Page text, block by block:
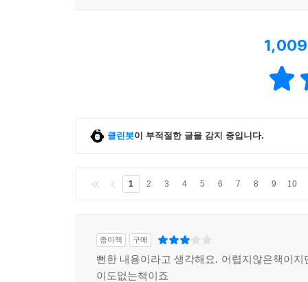
1,009
클린봇이 부적절한 글을 감지 중입니다.
1 2 3 4 5 6 7 8 9 10
종이책 구매
뻔한 내용이라고 생각해요. 어렵지않은책이지
이도없는책이죠